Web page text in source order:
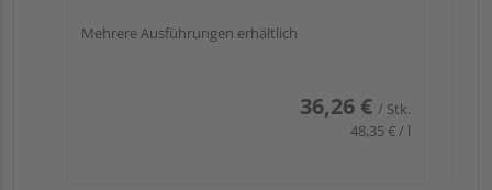
Mehrere Ausführungen erhältlich
36,26 € / Stk.
48,35 € / l